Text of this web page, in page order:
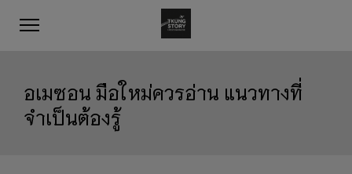
อเมซอน มือใหม่ควรอ่าน แนวทางที่
จำเป็นต้องรู้